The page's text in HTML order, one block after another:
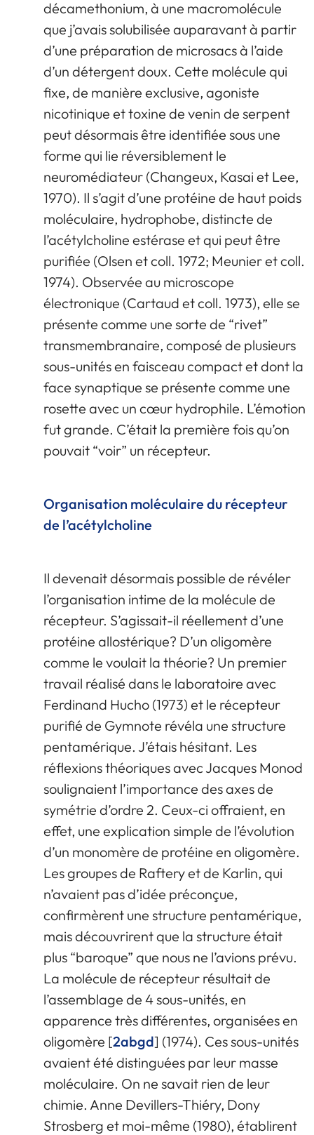
décamethonium, à une macromolécule
que j’avais solubilisée auparavant à partir
d’une préparation de microsacs à l’aide
d’un détergent doux. Cette molécule qui
fixe, de manière exclusive, agoniste
nicotinique et toxine de venin de serpent
peut désormais être identifiée sous une
forme qui lie réversiblement le
neuromédiateur (Changeux, Kasai et Lee,
1970). Il s’agit d’une protéine de haut poids
moléculaire, hydrophobe, distincte de
l’acétylcholine estérase et qui peut être
purifiée (Olsen et coll. 1972; Meunier et coll.
1974). Observée au microscope
électronique (Cartaud et coll. 1973), elle se
présente comme une sorte de “rivet”
transmembranaire, composé de plusieurs
sous-unités en faisceau compact et dont la
face synaptique se présente comme une
rosette avec un cœur hydrophile. L’émotion
fut grande. C’était la première fois qu’on
pouvait “voir” un récepteur.
Organisation moléculaire du récepteur
de l’acétylcholine
Il devenait désormais possible de révéler
l’organisation intime de la molécule de
récepteur. S’agissait-il réellement d’une
protéine allostérique? D’un oligomère
comme le voulait la théorie? Un premier
travail réalisé dans le laboratoire avec
Ferdinand Hucho (1973) et le récepteur
purifié de Gymnote révéla une structure
pentamérique. J’étais hésitant. Les
réflexions théoriques avec Jacques Monod
soulignaient l’importance des axes de
symétrie d’ordre 2. Ceux-ci offraient, en
effet, une explication simple de l’évolution
d’un monomère de protéine en oligomère.
Les groupes de Raftery et de Karlin, qui
n’avaient pas d’idée préconçue,
confirmèrent une structure pentamérique,
mais découvrirent que la structure était
plus “baroque” que nous ne l’avions prévu.
La molécule de récepteur résultait de
l’assemblage de 4 sous-unités, en
apparence très différentes, organisées en
oligomère [2abgd] (1974). Ces sous-unités
avaient été distinguées par leur masse
moléculaire. On ne savait rien de leur
chimie. Anne Devillers-Thiéry, Dony
Strosberg et moi-même (1980), établirent